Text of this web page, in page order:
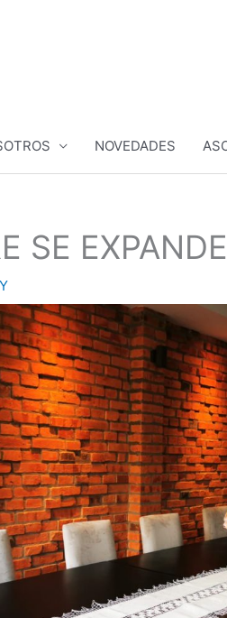
NOVEDADES
SE EXPANDE